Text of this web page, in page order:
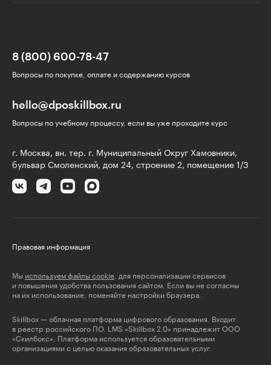
8 (800) 600-78-47
Вопросы по покупке, оплате и содержанию курсов
hello@dposkillbox.ru
Вопросы по учебному процессу, если вы уже проходите курс
г. Москва, вн. тер. г. Муниципальный Округ Хамовники,
бульвар Смоленский, дом 24, строение 2, помещение 1/3
Правовая информация
Мы используем файлы cookie , для персонализации сервисов
и повышения удобства пользования сайтом. Если вы не согласны
на их использование, поменяйте настройки браузера.
Skillbox — облачная платформа цифрового образования. Входит
в реестр российского ПО. LMS «Skillbox 2.0» принадлежит ООО
«Скилбокс». Платформа используется образовательными
организациями с целью оказания образовательных услуг.